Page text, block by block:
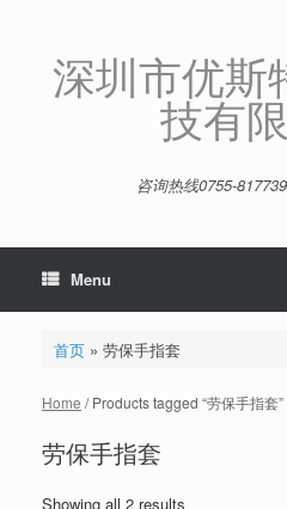
深圳市优斯
技有
咨询热线0755-
Menu
首页» 劳保手指套
Home / Products tagged “劳保手指套”
劳保手指套
Showing all 2 results